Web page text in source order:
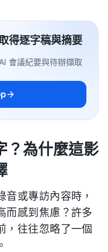
得逐字稿與摘要
會議紀要與待辦擷取
？為什麼這影
或專訪內容時，
而感到焦慮？許多
，往往忽略了一個